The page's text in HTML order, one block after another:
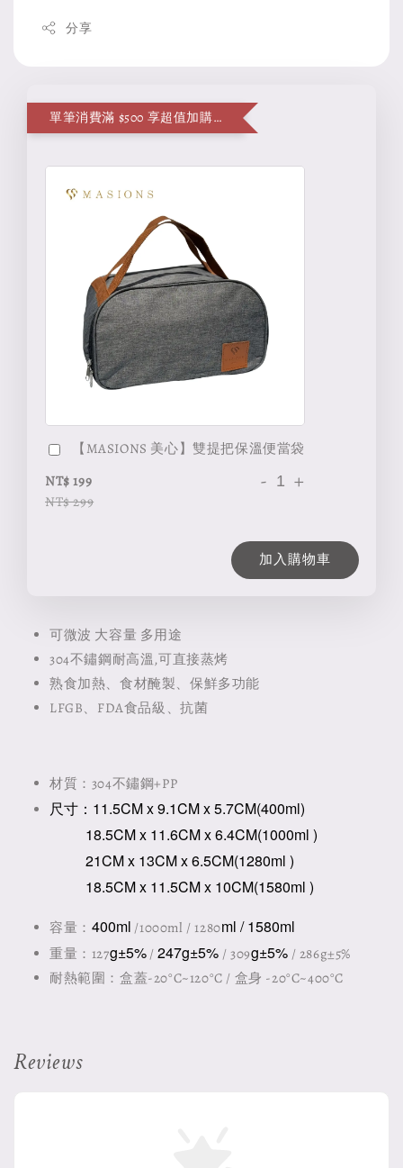
分享
單筆消費滿 $500 享超值加購便當袋
【MASIONS 美心】雙提把保溫便當袋
NT$ 199
NT$ 299
- +
加入購物車
可微波 大容量 多用途
304不鏽鋼耐高溫,可直接蒸烤
熟食加熱、食材醃製、保鮮多功能
LFGB、FDA食品級、抗菌
材質：304不鏽鋼+PP
尺寸：11.5CM x 9.1CM x 5.7CM(400ml)
18.5CM x 11.6CM x 6.4CM(1000ml )
21CM x 13CM x 6.5CM(1280ml )
18.5CM x 11.5CM x 10CM(1580ml )
容量： 400ml /1000ml / 1280ml / 1580ml
重量：127g±5%/247g±5% / 309g±5% / 286g±5%
耐熱範圍：盒蓋-20°C~120°C / 盒身 -20°C~400°C
Reviews